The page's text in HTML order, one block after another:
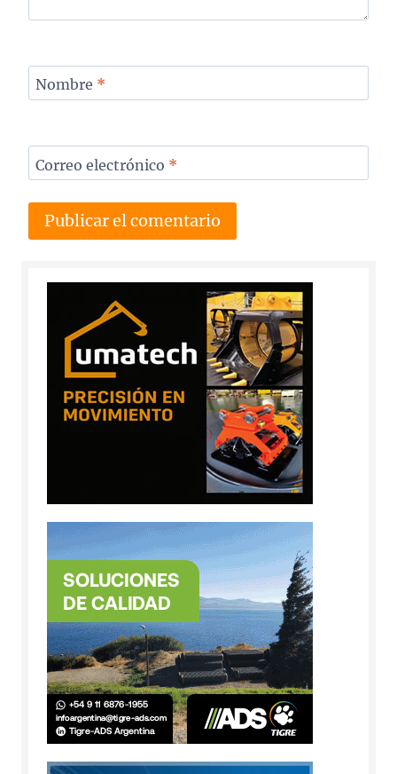
Nombre *
Correo electrónico *